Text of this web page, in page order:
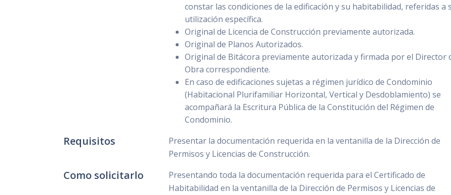
constar las condiciones de la edificación y su habitabilidad, referidas a
utilización específica.
Original de Licencia de Construcción previamente autorizada.
Original de Planos Autorizados.
Original de Bitácora previamente autorizada y firmada por el Director
Obra correspondiente.
En caso de edificaciones sujetas a régimen jurídico de Condominio
(Habitacional Plurifamiliar Horizontal, Vertical y Desdoblamiento) se
acompañará la Escritura Pública de la Constitución del Régimen de
Condominio.
Requisitos
Presentar la documentación requerida en la ventanilla de la Dirección de
Permisos y Licencias de Construcción.
Como solicitarlo
Presentando toda la documentación requerida para el Certificado de
Habitabilidad en la ventanilla de la Dirección de Permisos y Licencias de